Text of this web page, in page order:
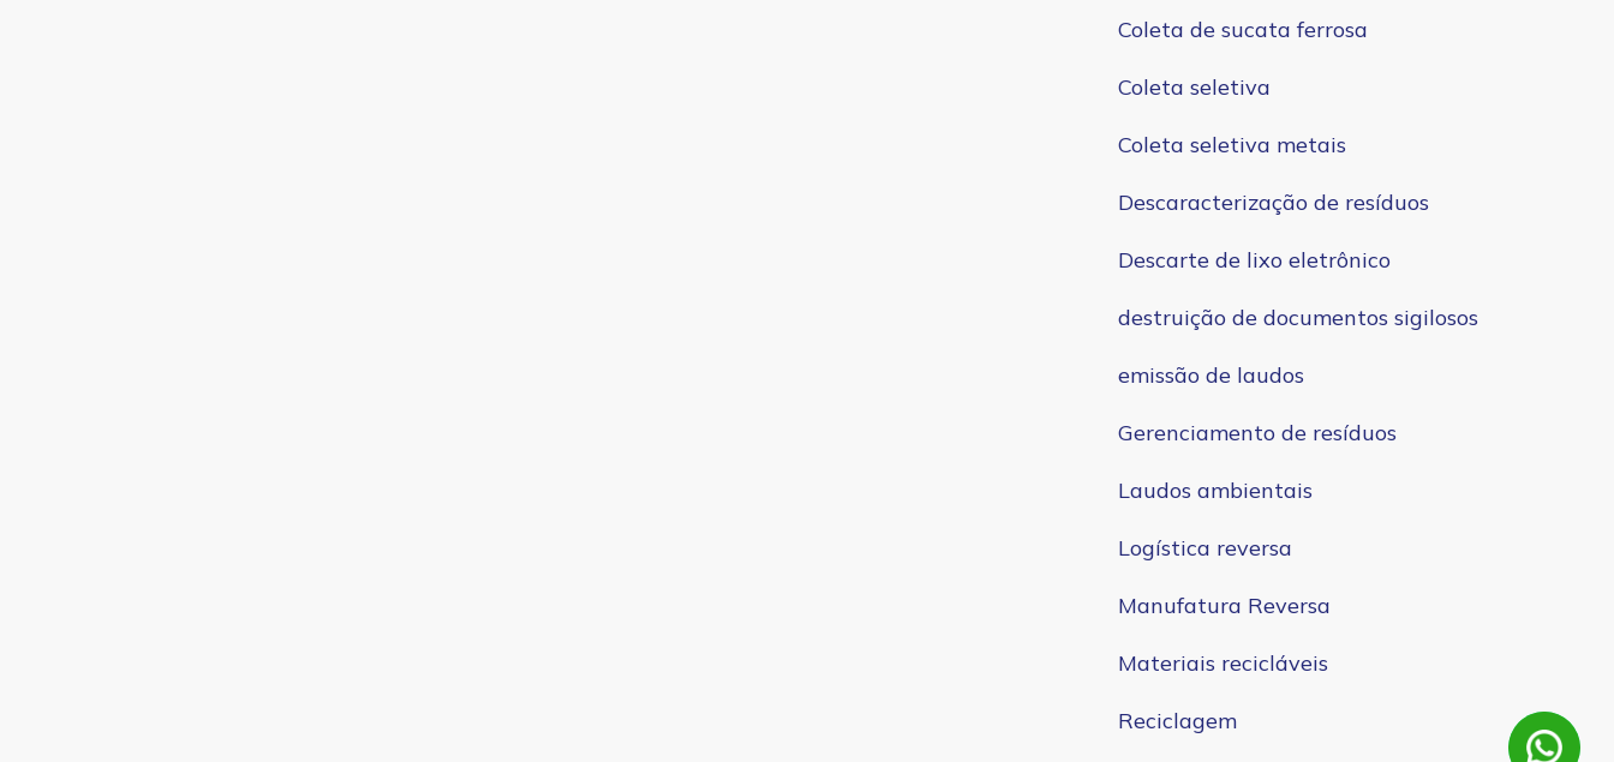
Coleta de sucata ferrosa
Coleta seletiva
Coleta seletiva metais
Descaracterização de resíduos
Descarte de lixo eletrônico
destruição de documentos sigilosos
emissão de laudos
Gerenciamento de resíduos
Laudos ambientais
Logística reversa
Manufatura Reversa
Materiais recicláveis
Reciclagem